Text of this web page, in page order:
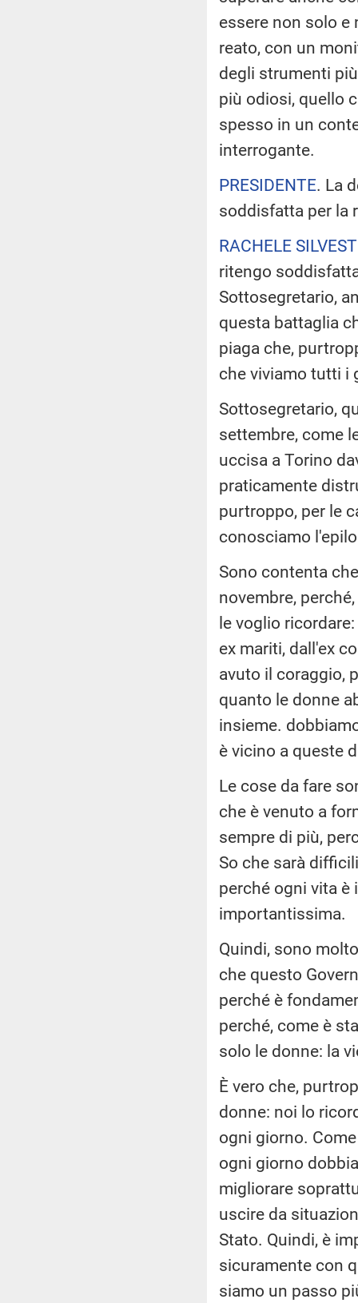
essere non solo
reato, con un
degli strumenti
più odiosi, quello
spesso in un
interrogante.
PRESIDENTE. La
soddisfatta per la
RACHELE
ritengo
Sottosegretario,
questa battaglia
piaga che,
che viviamo tutti i
Sottosegretario,
settembre, come
uccisa a Torino
praticamente
purtroppo, per le
conosciamo
Sono contenta
novembre,
le voglio
ex mariti, dall'ex
avuto il coraggio,
quanto le donne
insieme.
è vicino a queste
Le cose da fare
che è venuto a
sempre di più,
So che sarà
perché ogni vita è
importantissima.
Quindi, sono
che questo
perché è
perché, come è
solo le donne: la
È vero che,
donne: noi lo
ogni giorno.
ogni giorno
migliorare
uscire da
Stato. Quindi, è
sicuramente con
siamo un passo